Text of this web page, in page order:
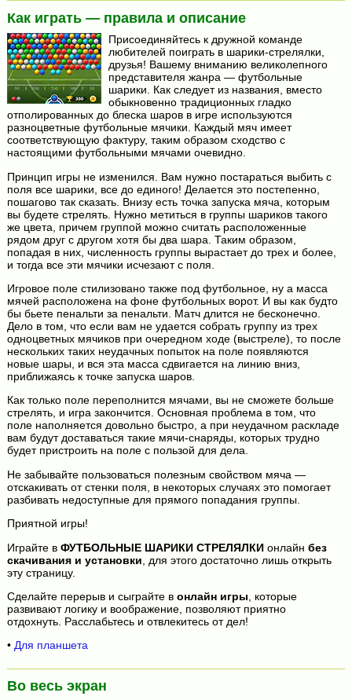
Как играть — правила и описание
Присоединяйтесь к дружной команде
любителей поиграть в шарики-стрелялки,
друзья! Вашему вниманию великолепного
представителя жанра — футбольные
шарики. Как следует из названия, вместо
обыкновенно традиционных гладко
отполированных до блеска шаров в игре используются
разноцветные футбольные мячики. Каждый мяч имеет
соответствующую фактуру, таким образом сходство с
настоящими футбольными мячами очевидно.
Принцип игры не изменился. Вам нужно постараться выбить с
поля все шарики, все до единого! Делается это постепенно,
пошагово так сказать. Внизу есть точка запуска мяча, которым
вы будете стрелять. Нужно метиться в группы шариков такого
же цвета, причем группой можно считать расположенные
рядом друг с другом хотя бы два шара. Таким образом,
попадая в них, численность группы вырастает до трех и более,
и тогда все эти мячики исчезают с поля.
Игровое поле стилизовано также под футбольное, ну а масса
мячей расположена на фоне футбольных ворот. И вы как будто
бы бьете пенальти за пенальти. Матч длится не бесконечно.
Дело в том, что если вам не удается собрать группу из трех
одноцветных мячиков при очередном ходе (выстреле), то после
нескольких таких неудачных попыток на поле появляются
новые шары, и вся эта масса сдвигается на линию вниз,
приближаясь к точке запуска шаров.
Как только поле переполнится мячами, вы не сможете больше
стрелять, и игра закончится. Основная проблема в том, что
поле наполняется довольно быстро, а при неудачном раскладе
вам будут доставаться такие мячи-снаряды, которых трудно
будет пристроить на поле с пользой для дела.
Не забывайте пользоваться полезным свойством мяча —
отскакивать от стенки поля, в некоторых случаях это помогает
разбивать недоступные для прямого попадания группы.
Приятной игры!
Играйте в ФУТБОЛЬНЫЕ ШАРИКИ СТРЕЛЯЛКИонлайн без
скачивания и установки , для этого достаточно лишь открыть
эту страницу.
Сделайте перерыв и сыграйте в онлайн игры , которые
развивают логику и воображение, позволяют приятно
отдохнуть. Расслабьтесь и отвлекитесь от дел!
• Для планшета
Во весь экран